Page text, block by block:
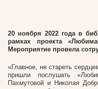
20 ноября 2022 года в
рамках проекта
Мероприятие провела
«Главное, не стареть
пришли послушать
Пахмутовой и Николая